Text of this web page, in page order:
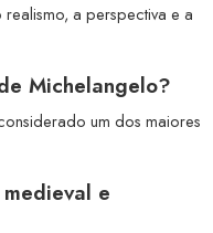
a perspectiva e a
Michelangelo?
um dos maiores
e